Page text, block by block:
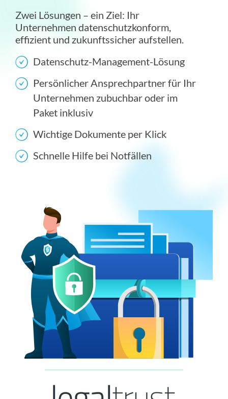
Zwei Lösungen – ein Ziel: Ihr
Unternehmen datenschutzkonform,
effizient und zukunftssicher aufstellen.
Datenschutz-Management-Lösung
Persönlicher Ansprechpartner für Ihr
Unternehmen zubuchbar oder im
Paket inklusiv
Wichtige Dokumente per Klick
Schnelle Hilfe bei Notfällen